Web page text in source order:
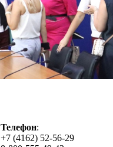
Телефон:
+7 (4162) 52-56-29